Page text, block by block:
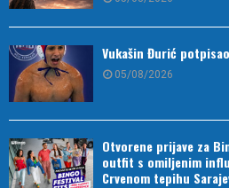
Vukašin Đurić
05/08/2026
Otvorene prijave za
outfit s omiljenim
Crvenom tepihu